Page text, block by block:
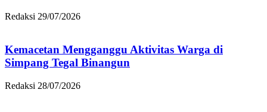
Redaksi 29/07/2026
Kemacetan Mengganggu Aktivitas Warga di
Simpang Tegal Binangun
Redaksi 28/07/2026